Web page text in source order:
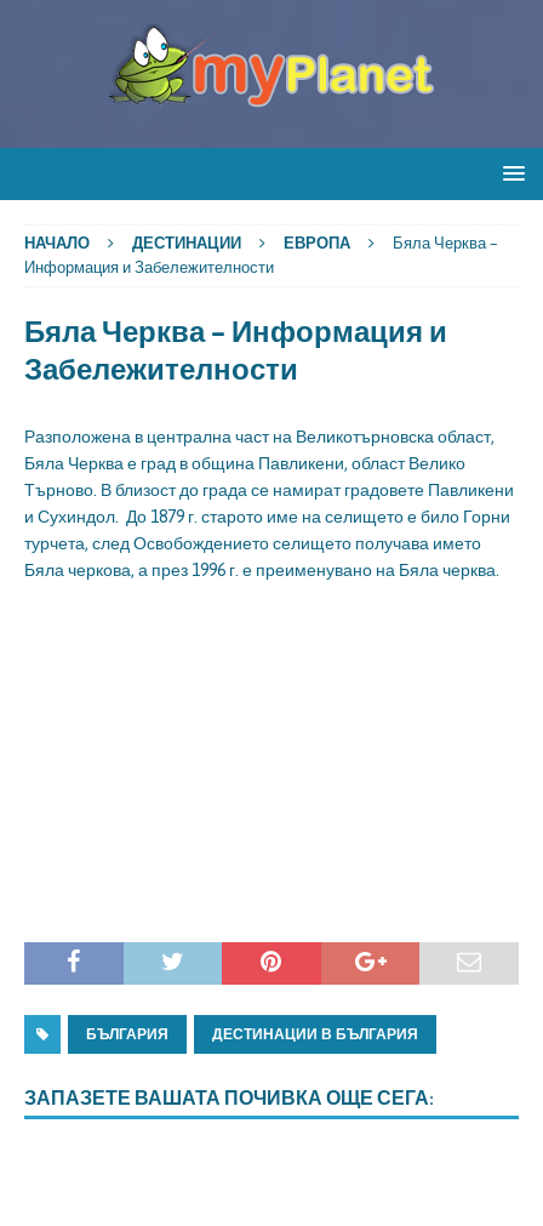
НАЧАЛО ДЕСТИНАЦИИ ЕВРОПА
Бяла Черква –
Информация и Забележителности
Бяла Черква – Информация и
Забележителности
Разположена в централна част на Великотърновска област,
Бяла Черква е град в община Павликени, област Велико
Търново. В близост до града се намират градовете Павликени
и Сухиндол. До 1879 г. старото име на селището е било Горни
турчета, след Освобождението селището получава името
Бяла черкова, а през 1996 г. е преименувано на Бяла черква.
БЪЛГАРИЯ ДЕСТИНАЦИИ В БЪЛГАРИЯ
ЗАПАЗЕТЕ ВАШАТА ПОЧИВКА ОЩЕ СЕГА: